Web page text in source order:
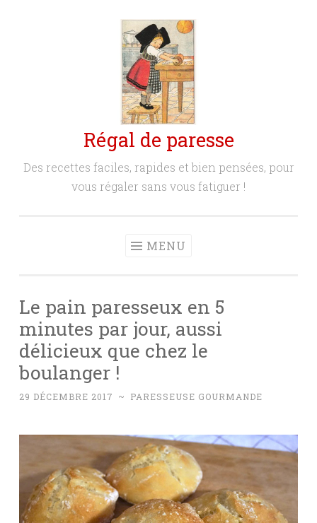
Régal de paresse
Des recettes faciles, rapides et bien pensées, pour
vous régaler sans vous fatiguer !
MENU
Le pain paresseux en 5
minutes par jour, aussi
délicieux que chez le
boulanger !
29 DÉCEMBRE 2017 ~ PARESSEUSE GOURMANDE